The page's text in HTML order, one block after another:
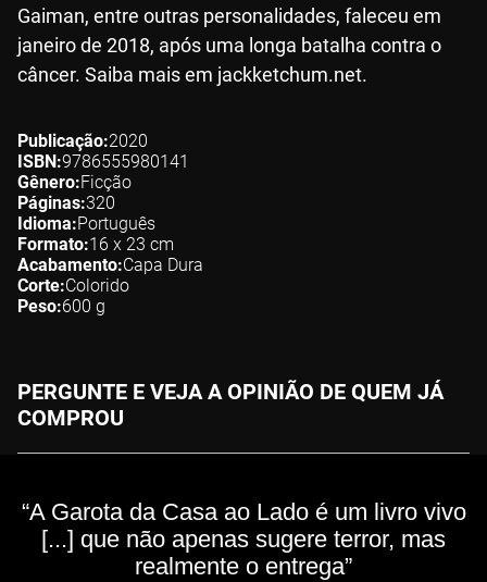
Gaiman, entre outras personalidades, faleceu em
janeiro de 2018, após uma longa batalha contra o
câncer. Saiba mais em jackketchum.net.
Publicação 2020
ISBN 9786555980141
Gênero Ficção
Páginas 320
Idioma Português
Formato 16 x 23 cm
Acabamento Capa Dura
Corte Colorido
Peso 600 g
PERGUNTE E VEJA A OPINIÃO DE QUEM JÁ
COMPROU
“A Garota da Casa ao Lado é um livro vivo
[...] que não apenas sugere terror, mas
realmente o entrega”